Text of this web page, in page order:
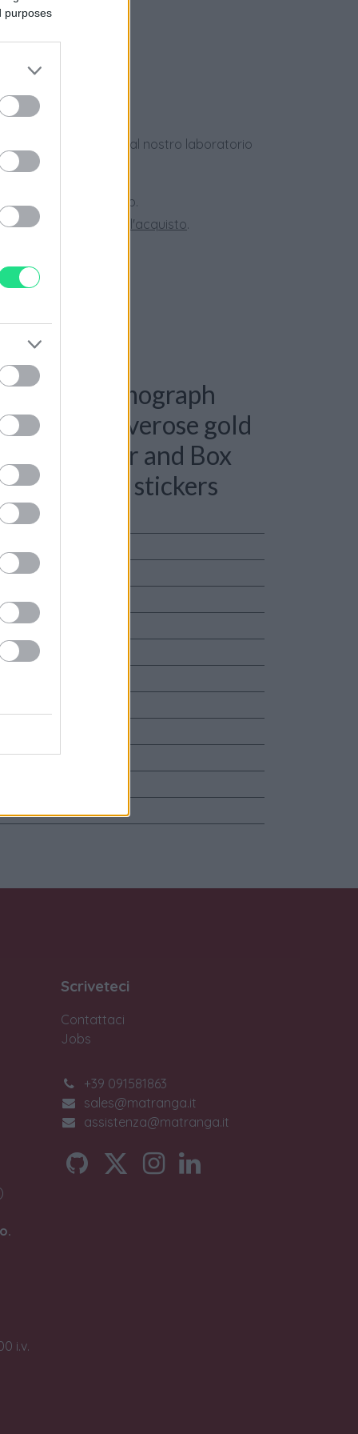
purposes
usati, verificati dal nostro laboratorio
superiori a 150 euro.
la nostra
Guida all'acquisto.
Rolex Cosmograph
strap - everose gold
Paper and Box
factory stickers
i.v.
Scriveteci
Contattaci
Jobs
+39 091581863
sales@matranga.it
assistenza@matranga.it